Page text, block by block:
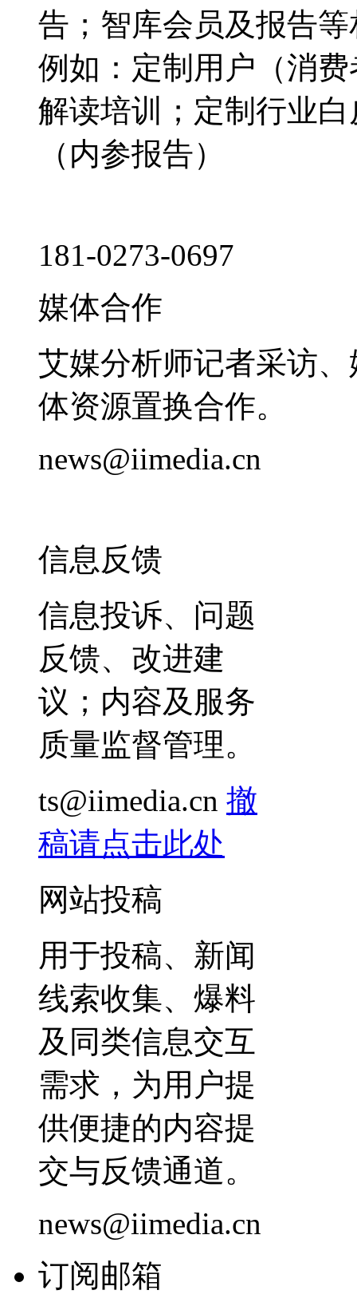
告；智库会员及报告
例如：定制用户（消
解读培训；定制行业
（内参报告）
181-0273-0697
媒体合作
艾媒分析师记者采访
体资源置换合作。
news@iimedia.cn
信息反馈
信息投诉、问题
反馈、改进建
议；内容及服务
质量监督管理。
ts@iimedia.cn 撤
稿请点击此处
网站投稿
用于投稿、新闻
线索收集、爆料
及同类信息交互
需求，为用户提
供便捷的内容提
交与反馈通道。
news@iimedia.cn
订阅邮箱